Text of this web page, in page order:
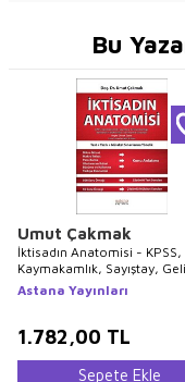
Bu
Umut Çakmak
İktisadın Anatomisi - KPSS,
Kaymakamlık, Sayıştay,
Uzmanlığı, Bankaların
ve Uzmanlık Sınavları Başta
İktisat
Astana Yayınları
1.782,00 TL
Sepete Ekle